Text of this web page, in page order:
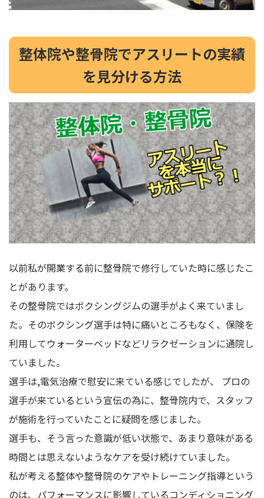
整体院や整骨院でアスリートの実績
を見分ける方法
以前私が開業する前に整骨院で修行していた時に感じたこ
とがあります。
その整骨院ではボクシングジムの選手がよく来ていまし
た。そのボクシング選手は特に痛いところもなく、保険を
利用してウォーターベッドなどリラクゼーションに通院し
ていました。
選手は,電気治療で慰安に来ている感じでしたが、 プロの
選手が来ているという宣伝の為に、整骨院内で、スタッフ
が施術を行っていたことに疑問を感じました。
選手も、そう言った意識が低い状態で、あまり意味がある
時間とは思えないようなケアを受け続けていました。
私が考える整体や整骨院のケアやトレーニング指導という
のは、パフォーマンスに影響しているコンディショニング